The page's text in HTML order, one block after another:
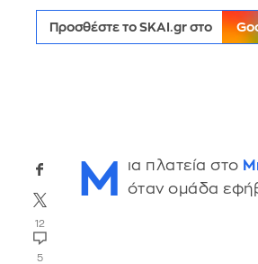
Προσθέστε το SKAI.gr στο
12
5
Μ ια πλατεία στο
όταν ομάδα